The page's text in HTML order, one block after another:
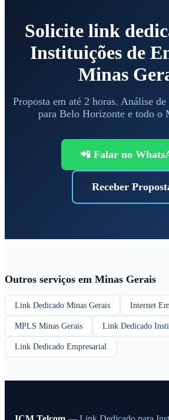
Solicite link
Instituições de
Minas
Proposta em até 2 horas. Análise
para Belo Horizonte e todo o
📲 Falar no
Receber
Outros serviços em Minas Gerais
Link Dedicado Minas Gerais Internet
MPLS Minas Gerais Link Dedicado
Link Dedicado Empresarial